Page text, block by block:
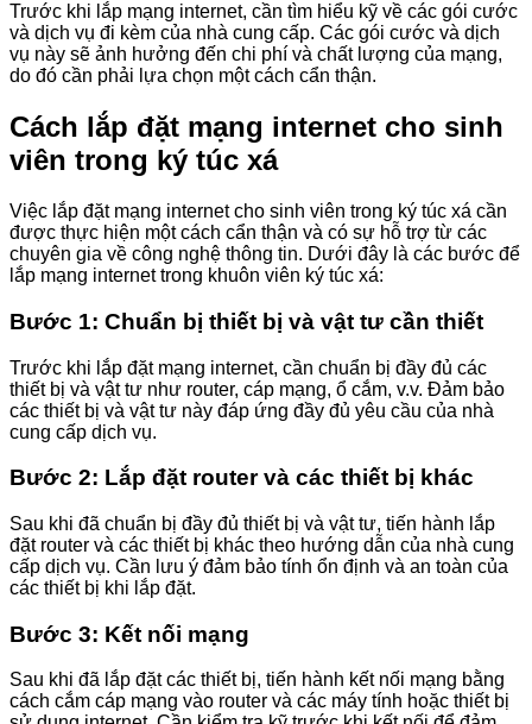
Trước khi lắp mạng internet, cần tìm hiểu kỹ về các gói cước
và dịch vụ đi kèm của nhà cung cấp. Các gói cước và dịch
vụ này sẽ ảnh hưởng đến chi phí và chất lượng của mạng,
do đó cần phải lựa chọn một cách cẩn thận.
Cách lắp đặt mạng internet cho sinh
viên trong ký túc xá
Việc lắp đặt mạng internet cho sinh viên trong ký túc xá cần
được thực hiện một cách cẩn thận và có sự hỗ trợ từ các
chuyên gia về công nghệ thông tin. Dưới đây là các bước để
lắp mạng internet trong khuôn viên ký túc xá:
Bước 1: Chuẩn bị thiết bị và vật tư cần thiết
Trước khi lắp đặt mạng internet, cần chuẩn bị đầy đủ các
thiết bị và vật tư như router, cáp mạng, ổ cắm, v.v. Đảm bảo
các thiết bị và vật tư này đáp ứng đầy đủ yêu cầu của nhà
cung cấp dịch vụ.
Bước 2: Lắp đặt router và các thiết bị khác
Sau khi đã chuẩn bị đầy đủ thiết bị và vật tư, tiến hành lắp
đặt router và các thiết bị khác theo hướng dẫn của nhà cung
cấp dịch vụ. Cần lưu ý đảm bảo tính ổn định và an toàn của
các thiết bị khi lắp đặt.
Bước 3: Kết nối mạng
Sau khi đã lắp đặt các thiết bị, tiến hành kết nối mạng bằng
cách cắm cáp mạng vào router và các máy tính hoặc thiết bị